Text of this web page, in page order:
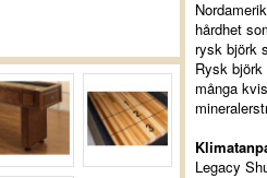
hårdhet
rysk björk
Rysk
många
Legacy